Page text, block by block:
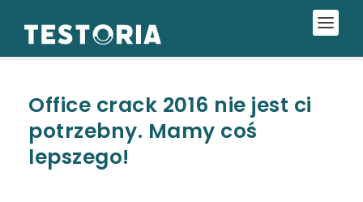
Office crack 2016 nie jest ci
potrzebny. Mamy coś
lepszego!